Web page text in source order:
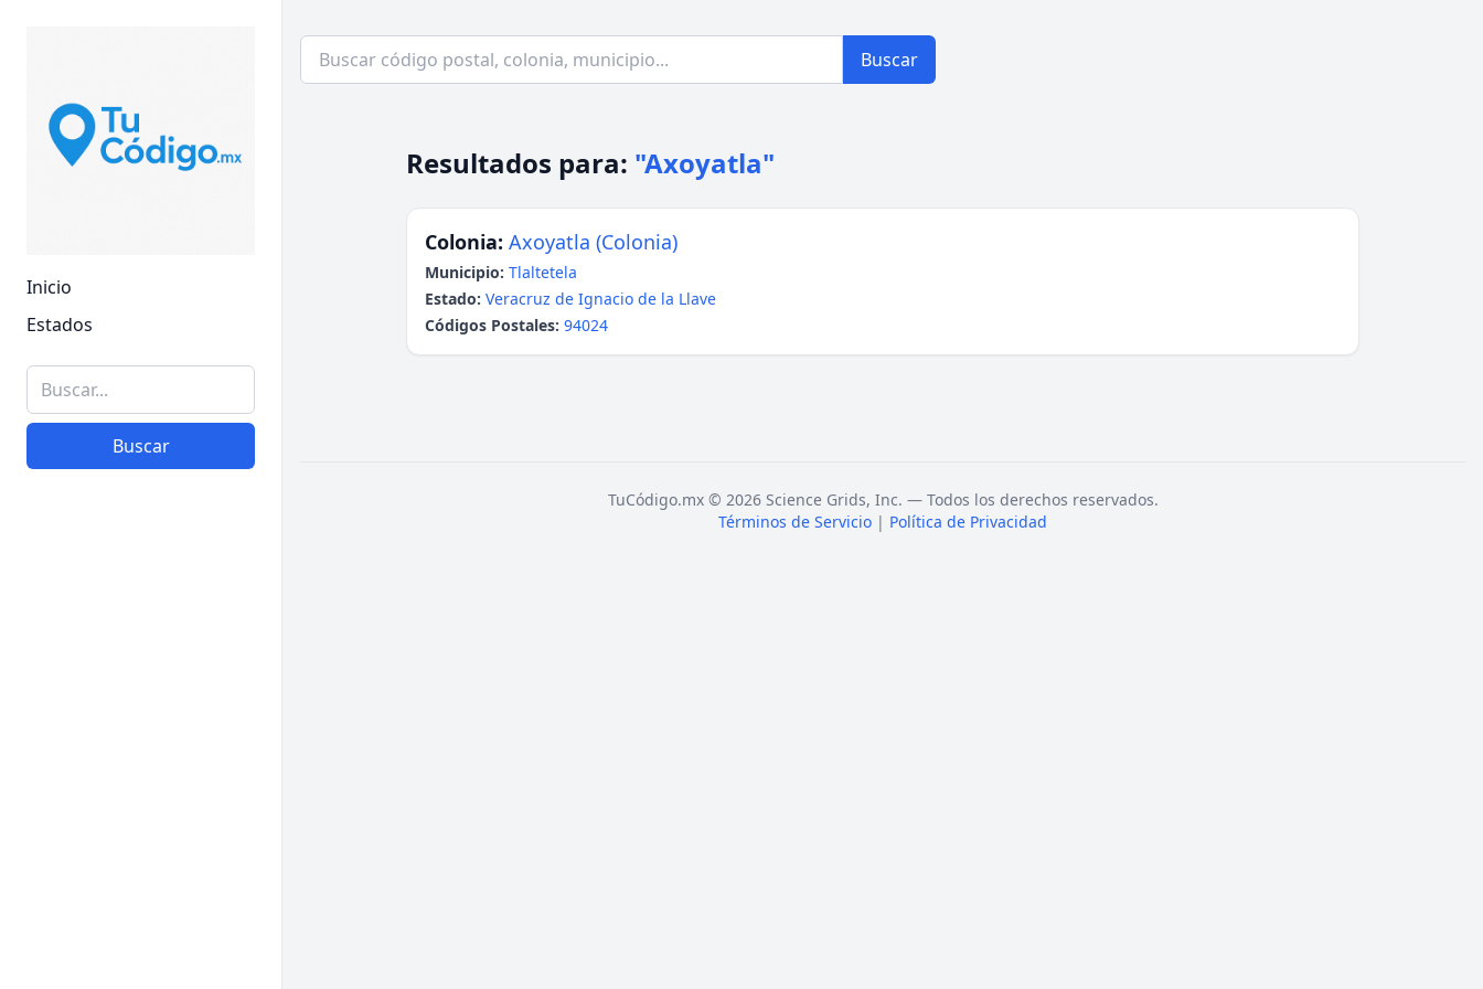
Inicio
Estados
Buscar
Buscar
Resultados para: "Axoyatla"
Colonia: Axoyatla (Colonia)
Municipio: Tlaltetela
Estado: Veracruz de Ignacio de la Llave
Códigos Postales: 94024
TuCódigo.mx © 2026 Science Grids, Inc. — Todos los derechos reservados.
Términos de Servicio | Política de Privacidad